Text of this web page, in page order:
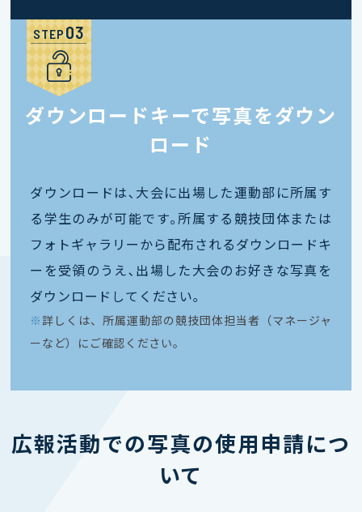
STEP
ダウンロードキーで写真をダウン
ロード
ダウンロードは､大会に出場した運動部に所属す
る学生のみが可能です｡所属する競技団体または
フォトギャラリーから配布されるダウンロードキ
ーを受領のうえ､出場した大会のお好きな写真を
ダウンロードしてください｡
※ 詳しくは、所属運動部の競技団体担当者（マネージャ
ーなど）にご確認ください。
広報活動での写真の使用申請につ
いて